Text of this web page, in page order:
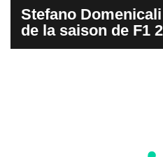
Stefano
de la saison de F1